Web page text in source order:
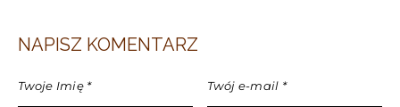
NAPISZ KOMENTARZ